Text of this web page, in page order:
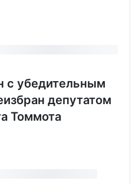
с убедительным
депутатом
Томмота